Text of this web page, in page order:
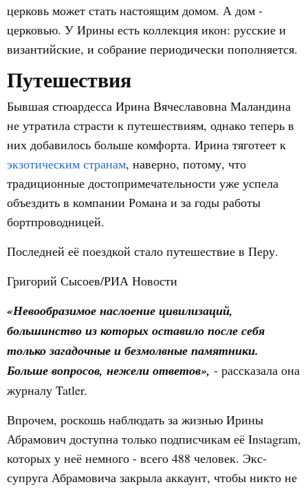
церковь может стать настоящим домом. А дом -
церковью. У Ирины есть коллекция икон: русские и
византийские, и собрание периодически пополняется.
Путешествия
Бывшая стюардесса Ирина Вячеславовна Маландина
не утратила страсти к путешествиям, однако теперь в
них добавилось больше комфорта. Ирина тяготеет к
экзотическим странам, наверно, потому, что
традиционные достопримечательности уже успела
объездить в компании Романа и за годы работы
бортпроводницей.
Последней её поездкой стало путешествие в Перу.
Григорий Сысоев/РИА Новости
«Невообразимое наслоение цивилизаций,
большинство из которых оставило после себя
только загадочные и безмолвные памятники.
Больше вопросов, нежели ответов», - рассказала она
журналу Tatler.
Впрочем, роскошь наблюдать за жизнью Ирины
Абрамович доступна только подписчикам её Instagram,
которых у неё немного - всего 488 человек. Экс-
супруга Абрамовича закрыла аккаунт, чтобы никто не